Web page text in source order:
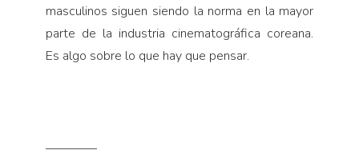
masculinos siguen siendo la norma en la mayor
parte de la industria cinematográfica coreana.
Es algo sobre lo que hay que pensar.
————